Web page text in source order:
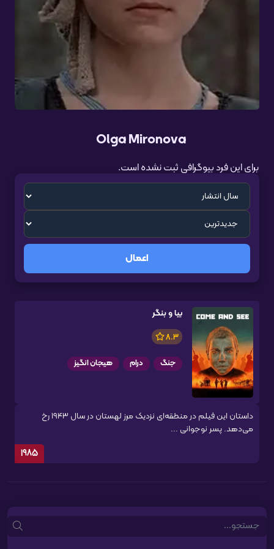
Olga Mironova
برای این فرد بیوگرافی ثبت نشده است.
اعمال
بیا و بنگر
8.3
جنگ درام هیجان انگیز
داستان این فیلم در منطقه‌ای نزدیک مرز لهستان در سال ۱۹۴۳ رخ
می‌دهد. پسر نوجوانی ...
1985
Search